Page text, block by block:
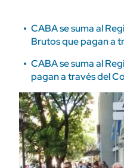
CABA se suma al
Brutos que pagan a
CABA se suma al
pagan a través del